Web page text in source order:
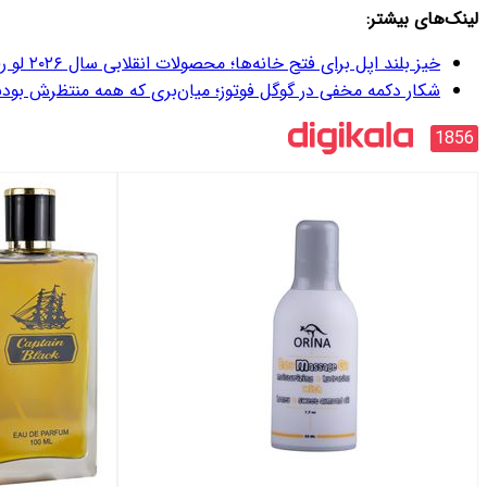
لینک‌های بیشتر:
خیز بلند اپل برای فتح خانه‌ها؛ محصولات انقلابی سال ۲۰۲۶ لو رفت
شکار دکمه مخفی در گوگل فوتوز؛ میان‌بری که همه منتظرش
1856